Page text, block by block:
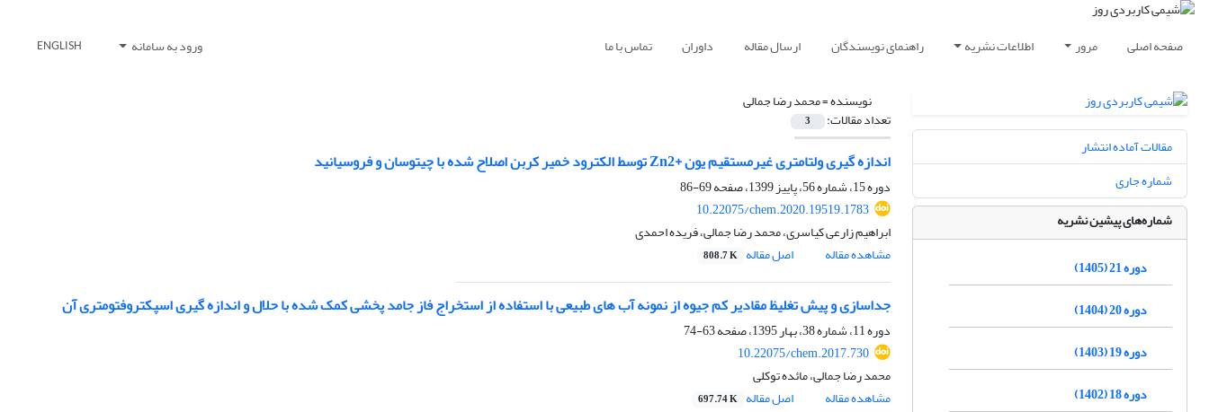
صفحه اصلی مرور اطلاعات نشریه راهنمای نویسندگان ارسال مقاله داوران تماس با ما ورود به سامانه ENGLISH
نویسنده =محمد رضا جمالی
تعداد مقالات: 3
اندازه گیری ولتامتری غیرمستقیم یون +Zn2 توسط الکترود خمیر کربن اصلاح شده با چیتوسان و فروسیانید
دوره 15، شماره 56، پاییز 1399، صفحه
69-86
10.22075/chem.2020.19519.1783
ابراهیم زارعی کیاسری، محمد رضا جمالی، فریده احمدی
مشاهده مقاله
اصل مقاله 808.7 K
جداسازی و پیش تغلیظ مقادیر کم جیوه از نمونه آب های طبیعی با استفاده از استخراج فاز جامد پخشی کمک شده با حلال و اندازه گیری اسپکتروفتومتری آن
دوره 11، شماره 38، بهار 1395، صفحه
63-74
10.22075/chem.2017.730
محمد رضا جمالی، مائده توکلی
مشاهده مقاله
اصل مقاله 697.74 K
مقالات آماده انتشار
شماره جاری
شماره‌های پیشین نشریه
دوره 21 (1405)
دوره 20 (1404)
دوره 19 (1403)
دوره 18 (1402)